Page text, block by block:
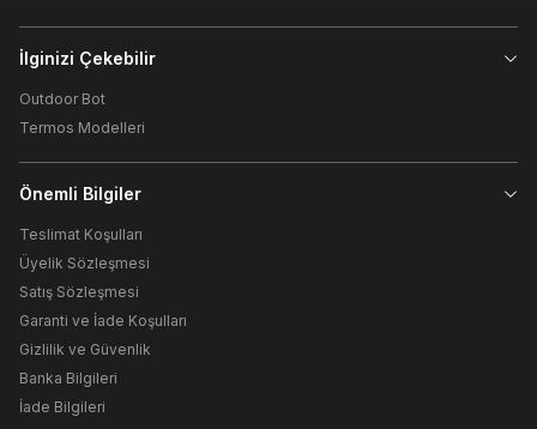
İlginizi Çekebilir
Outdoor Bot
Termos Modelleri
Önemli Bilgiler
Teslimat Koşulları
Üyelik Sözleşmesi
Satış Sözleşmesi
Garanti ve İade Koşulları
Gizlilik ve Güvenlik
Banka Bilgileri
İade Bilgileri